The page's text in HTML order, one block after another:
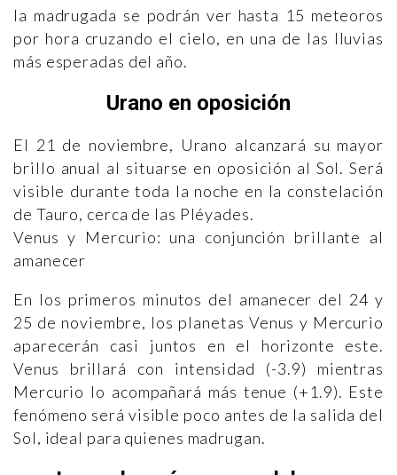
la madrugada se podrán ver hasta 15 meteoros
por hora cruzando el cielo, en una de las lluvias
más esperadas del año.
Urano en oposición
El 21 de noviembre, Urano alcanzará su mayor
brillo anual al situarse en oposición al Sol. Será
visible durante toda la noche en la constelación
de Tauro, cerca de las Pléyades.
Venus y Mercurio: una conjunción brillante al
amanecer
En los primeros minutos del amanecer del 24 y
25 de noviembre, los planetas Venus y Mercurio
aparecerán casi juntos en el horizonte este.
Venus brillará con intensidad (-3.9) mientras
Mercurio lo acompañará más tenue (+1.9). Este
fenómeno será visible poco antes de la salida del
Sol, ideal para quienes madrugan.